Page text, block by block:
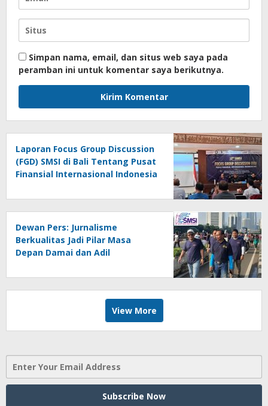
Simpan nama, email, dan situs web saya pada
peramban ini untuk komentar saya berikutnya.
Laporan Focus Group Discussion
(FGD) SMSI di Bali Tentang Pusat
Finansial Internasional Indonesia
Arbitrage dan Penghindaran
Pajak
Dewan Pers: Jurnalisme
Berkualitas Jadi Pilar Masa
Depan Damai dan Adil
View More